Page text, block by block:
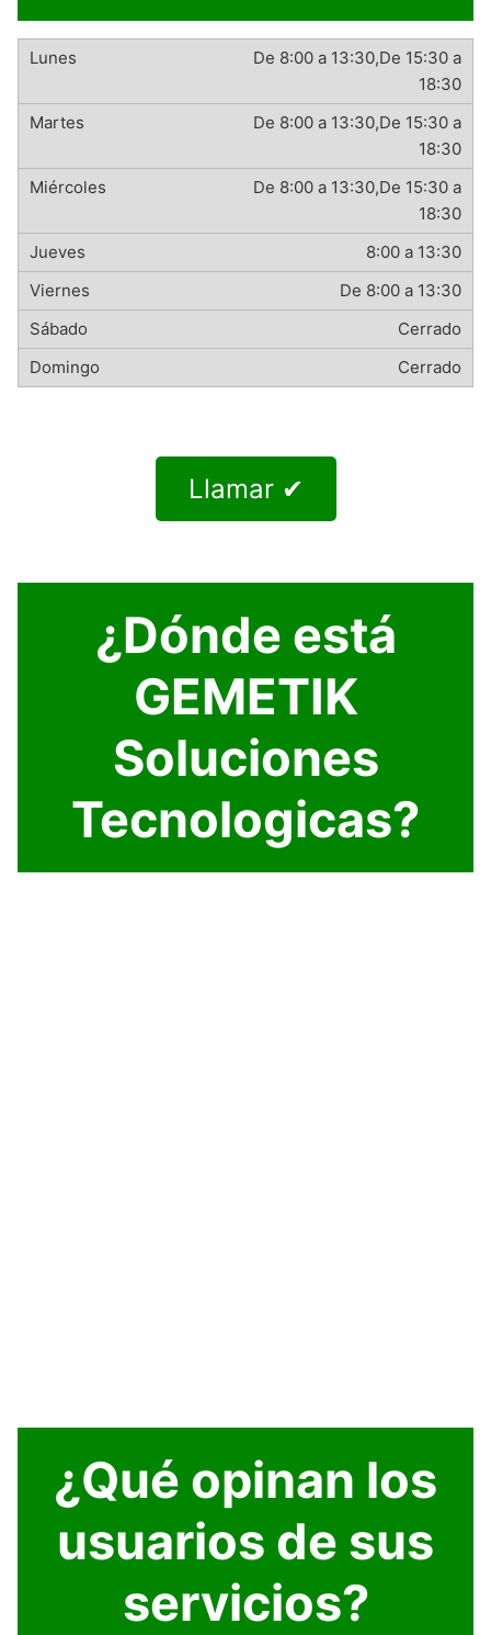
De 8:00 a 13:30,De 15:30 a
18:30
De 8:00 a 13:30,De 15:30 a
18:30
De 8:00 a 13:30,De 15:30 a
18:30
8:00 a 13:30
De 8:00 a 13:30
Cerrado
Cerrado
Llamar ✔
¿Dónde está
GEMETIK
Soluciones
Tecnologicas?
¿Qué opinan los
usuarios de sus
servicios?